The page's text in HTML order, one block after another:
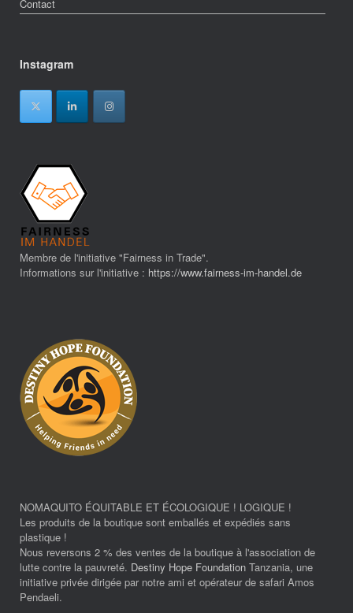
Contact
Instagram
Membre de l'initiative "Fairness in Trade".
Informations sur l'initiative : https://www.fairness-im-handel.de
NOMAQUITO ÉQUITABLE ET ÉCOLOGIQUE ! LOGIQUE !
Les produits de la boutique sont emballés et expédiés sans
plastique !
Nous reversons 2 % des ventes de la boutique à l'association de
lutte contre la pauvreté. Destiny Hope Foundation Tanzania, une
initiative privée dirigée par notre ami et opérateur de safari Amos
Pendaeli.